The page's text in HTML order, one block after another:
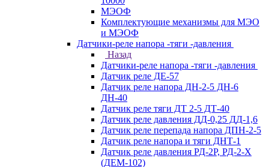
МЭОФ
Комплектующие механизмы для МЭО
и МЭОФ
Датчики-реле напора -тяги -давления
Назад
Датчики-реле напора -тяги -давления
Датчик реле ДЕ-57
Датчик реле напора ДН-2-5 ДН-6
ДН-40
Датчик реле тяги ДТ 2-5 ДТ-40
Датчик реле давления ДД-0,25 ДД-1,6
Датчик реле перепада напора ДПН-2-5
Датчик реле напора и тяги ДНТ-1
Датчик реле давления РД-2Р, РД-2-Х
(ДЕМ-102)